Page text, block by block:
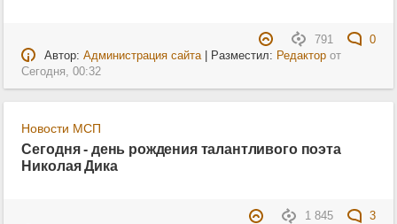
791
0
Автор: Администрация сайта| Разместил: Редакторот
Сегодня, 00:32
Новости МСП
Сегодня - день рождения талантливого поэта
Николая Дика
1 845
3